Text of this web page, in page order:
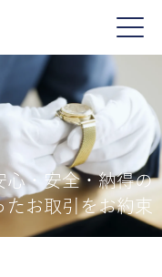
心・安全・納得の
たお取引をお約束